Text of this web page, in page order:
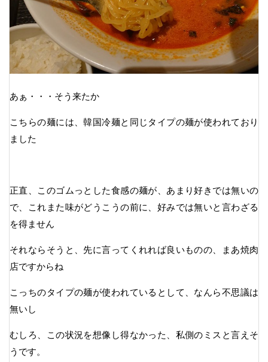
あぁ・・・そう来たか
こちらの麺には、韓国冷麺と同じタイプの麺が使われており
ました
正直、このゴムっとした食感の麺が、あまり好きでは無いの
で、これまた味がどうこうの前に、好みでは無いと言わざる
を得ません
それならそうと、先に言ってくれれば良いものの、まあ焼肉
店ですからね
こっちのタイプの麺が使われているとして、なんら不思議は
無いし
むしろ、この状況を想像し得なかった、私側のミスと言えそ
うです。